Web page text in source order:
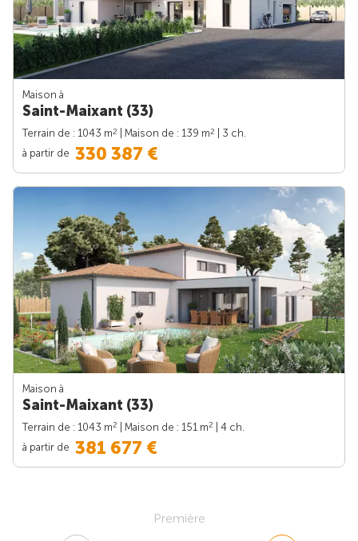
Maison à
Saint-Maixant (33)
Terrain de : 1043 m2 | Maison de : 139 m2
| 3 ch.
à partir de 330 387 €
Maison à
Saint-Maixant (33)
Terrain de : 1043 m2 | Maison de : 151 m2
| 4 ch.
à partir de 381 677 €
Première